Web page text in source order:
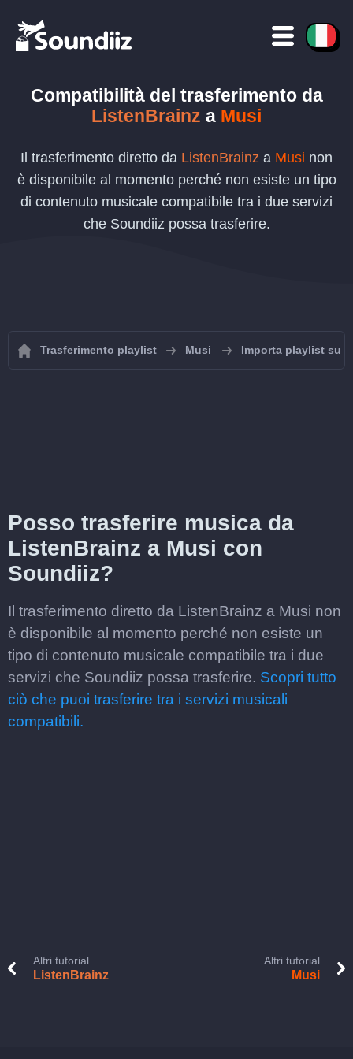
Compatibilità del trasferimento da
ListenBrainz a Musi
Il trasferimento diretto da ListenBrainz a Musi non
è disponibile al momento perché non esiste un tipo
di contenuto musicale compatibile tra i due servizi
che Soundiiz possa trasferire.
Trasferimento playlist Musi Importa playlist su
Posso trasferire musica da
ListenBrainz a Musi con
Soundiiz?
Il trasferimento diretto da ListenBrainz a Musi non
è disponibile al momento perché non esiste un
tipo di contenuto musicale compatibile tra i due
servizi che Soundiiz possa trasferire. Scopri tutto
ciò che puoi trasferire tra i servizi musicali
compatibili.
Altri tutorial
ListenBrainz
Altri tutorial
Musi